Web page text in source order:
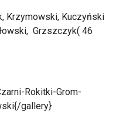
Krzymowski, Kuczyński
Grzszczyk( 46
Rokitki-Grom-
gallery}